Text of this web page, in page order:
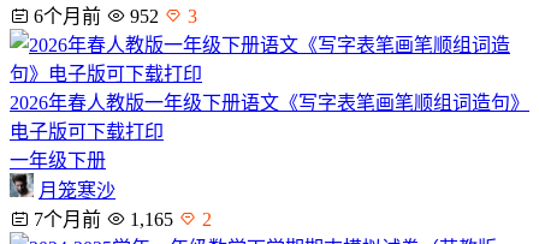
6个月前
952 3
2026年春人教版一年级下册语文《写字表笔画笔顺组词造句》
电子版可下载打印
一年级下册
月笼寒沙
7个月前
1,165 2